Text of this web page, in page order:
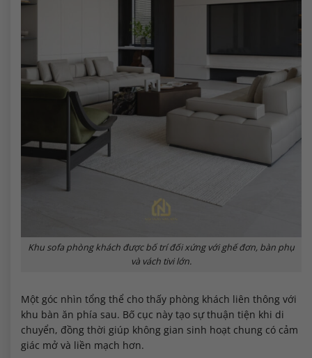
Khu sofa phòng khách được bố trí đối xứng với ghế đơn, bàn phụ
và vách tivi lớn.
Một góc nhìn tổng thể cho thấy phòng khách liên thông với
khu bàn ăn phía sau. Bố cục này tạo sự thuận tiện khi di
chuyển, đồng thời giúp không gian sinh hoạt chung có cảm
giác mở và liền mạch hơn.